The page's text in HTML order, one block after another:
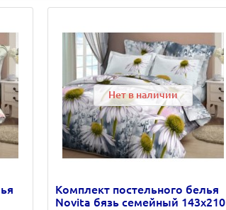
Нет в наличии
Комплект постельного белья
Novita бязь семейный 143х210